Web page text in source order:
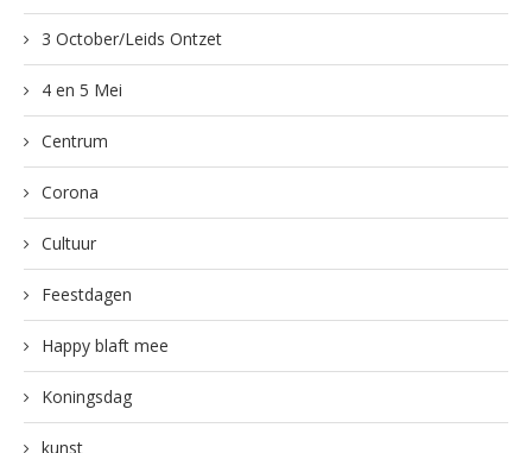
3 October/Leids Ontzet
4 en 5 Mei
Centrum
Corona
Cultuur
Feestdagen
Happy blaft mee
Koningsdag
kunst